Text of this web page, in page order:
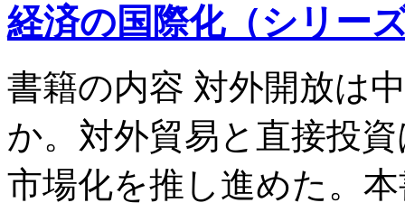
経済の国際化（シリー
書籍の内容 対外開放は
か。対外貿易と直接投
市場化を推し進めた。